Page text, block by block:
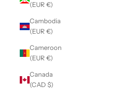
(EUR €)
Cambodia
(EUR €)
Cameroon
(EUR €)
Canada
(CAD $)